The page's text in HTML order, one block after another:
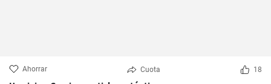
Ahorrar Cuota 18